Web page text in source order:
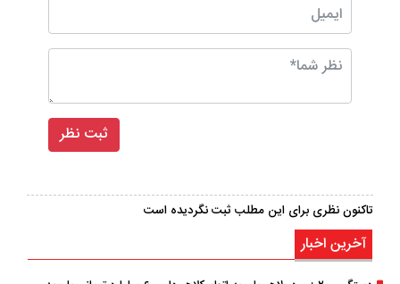
تاکنون نظری برای این مطلب ثبت نگردیده است
آخرین اخبار